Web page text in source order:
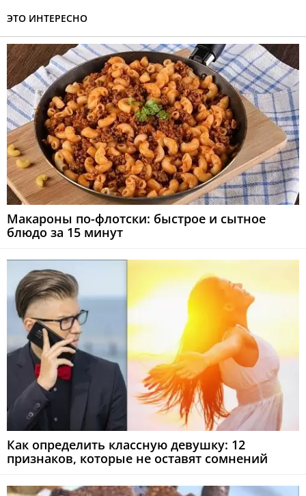
ЭТО ИНТЕРЕСНО
Макароны по-флотски: быстрое и сытное
блюдо за 15 минут
Как определить классную девушку: 12
признаков, которые не оставят сомнений